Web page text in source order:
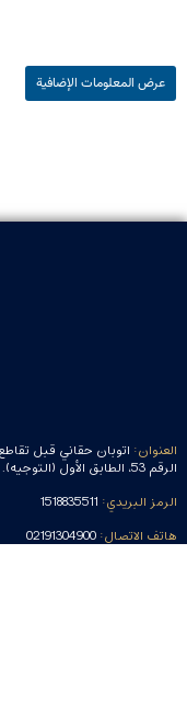
عرض المعلومات الإضافية
العنوان: اتوبان حقاني قبل
الرقم 53، الطابق الأول (التوجيه).
الرمز البريدي: 1518835511
هاتف الاتصال: 02191304900